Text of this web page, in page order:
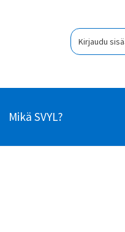
Kirjaudu
Mikä SVYL?